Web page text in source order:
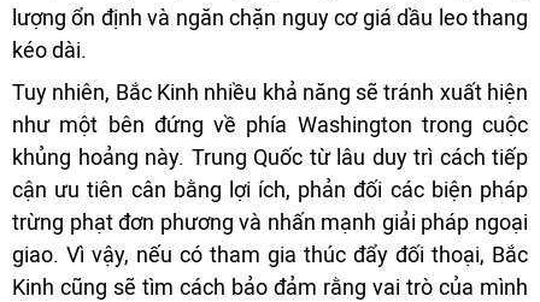
lượng ổn định và ngăn chặn nguy cơ giá dầu leo thang
kéo dài.
Tuy nhiên, Bắc Kinh nhiều khả năng sẽ tránh xuất hiện
như một bên đứng về phía Washington trong cuộc
khủng hoảng này. Trung Quốc từ lâu duy trì cách tiếp
cận ưu tiên cân bằng lợi ích, phản đối các biện pháp
trừng phạt đơn phương và nhấn mạnh giải pháp ngoại
giao. Vì vậy, nếu có tham gia thúc đẩy đối thoại, Bắc
Kinh cũng sẽ tìm cách bảo đảm rằng vai trò của mình